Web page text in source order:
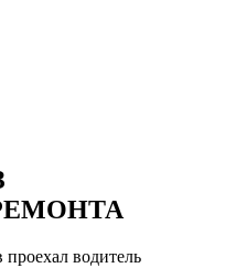
водитель